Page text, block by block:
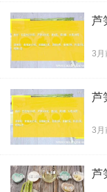
芦
3月
芦
3月
芦